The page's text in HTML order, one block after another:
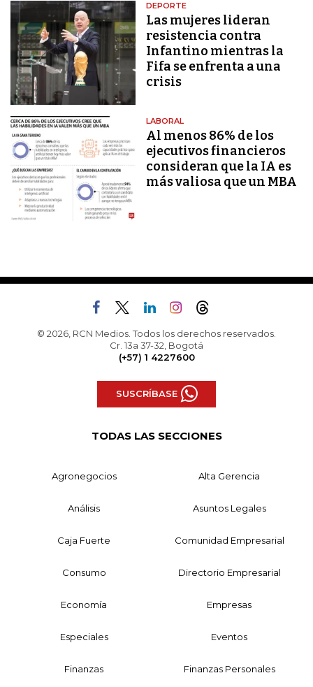
DEPORTE
Las mujeres lideran
resistencia contra
Infantino mientras la
Fifa se enfrenta a una
crisis
LABORAL
Al menos 86% de los
ejecutivos financieros
consideran que la IA es
más valiosa que un MBA
© 2026, RCN Medios. Todos los derechos reservados.
Cr. 13a 37-32, Bogotá
(+57) 1 4227600
SUSCRÍBASE
TODAS LAS SECCIONES
Agronegocios Alta Gerencia
Análisis Asuntos Legales
Caja Fuerte Comunidad Empresarial
Consumo Directorio Empresarial
Economía Empresas
Especiales Eventos
Finanzas Finanzas Personales